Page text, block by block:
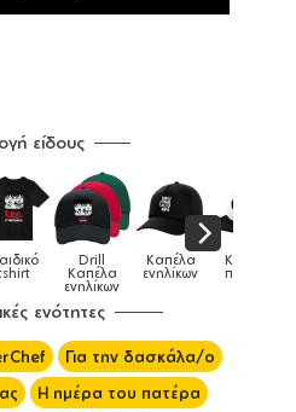
είδους
Καπέλα
παιδικά Κούπες Κούπες
ειδικές
ενότητες
Για την δασκάλα/ο
Η ημέρα του πατέρα